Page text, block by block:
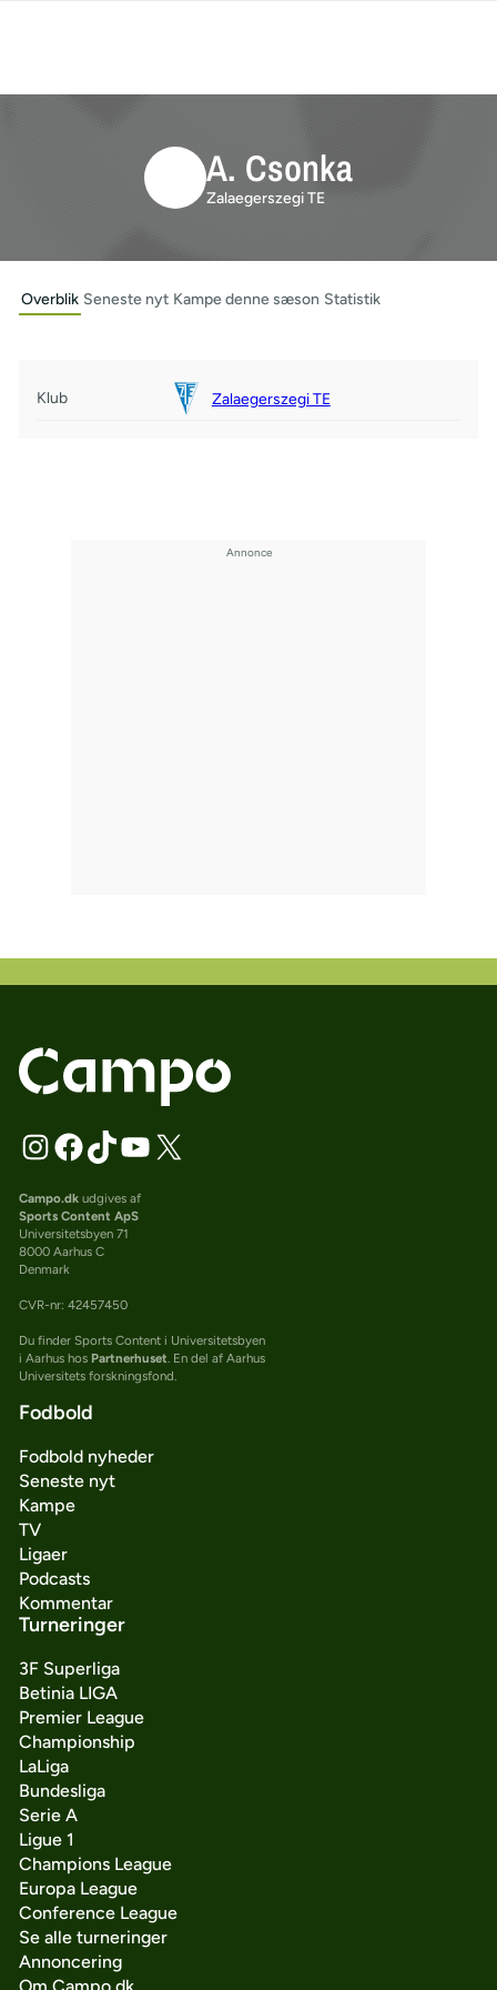
A. Csonka
Zalaegerszegi TE
Overblik Seneste nyt Kampe denne sæson Statistik
Klub Zalaegerszegi TE
Campo.dkudgives af
Sports Content ApS
Universitetsbyen 71
8000 Aarhus C
Denmark
CVR-nr: 42457450
Du finder Sports Content i Universitetsbyen
i Aarhus hos Partnerhuset. En del af Aarhus
Universitets forskningsfond.
Fodbold
Fodbold nyheder
Seneste nyt
Kampe
TV
Ligaer
Podcasts
Kommentar
Turneringer
3F Superliga
Betinia LIGA
Premier League
Championship
LaLiga
Bundesliga
Serie A
Ligue 1
Champions League
Europa League
Conference League
Se alle turneringer
Annoncering